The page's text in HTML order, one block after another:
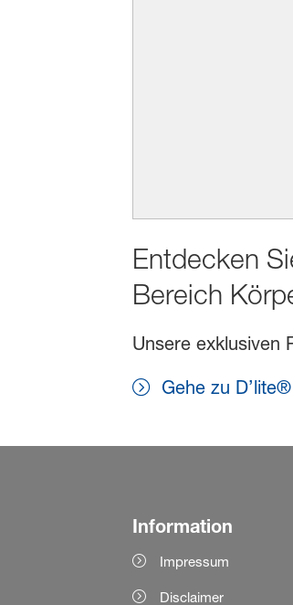
Entdecken
Bereich
Unsere exklusiven
Gehe zu D’lite®
Information
Impressum
Disclaimer